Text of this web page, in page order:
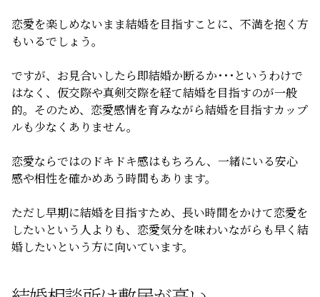
恋愛を楽しめないまま結婚を目指すことに、不満を抱く方
もいるでしょう。
ですが、お見合いしたら即結婚か断るか･･･というわけで
はなく、仮交際や真剣交際を経て結婚を目指すのが一般
的。そのため、恋愛感情を育みながら結婚を目指すカップ
ルも少なくありません。
恋愛ならではのドキドキ感はもちろん、一緒にいる安心
感や相性を確かめあう時間もあります。
ただし早期に結婚を目指すため、長い時間をかけて恋愛を
したいという人よりも、恋愛気分を味わいながらも早く結
婚したいという方に向いています。